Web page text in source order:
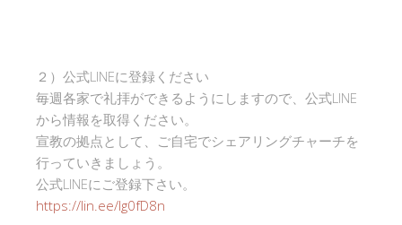
２）公式LINEに登録ください
毎週各家で礼拝ができるようにしますので、公式LINE
から情報を取得ください。
宣教の拠点として、ご自宅でシェアリングチャーチを
行っていきましょう。
公式LINEにご登録下さい。
https://lin.ee/Ig0fD8n